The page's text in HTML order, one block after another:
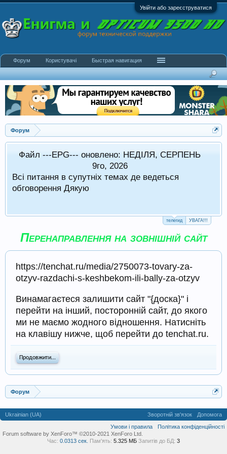
Увійти або зареєструватися
Форум
стандартному режимі.
в супутніх темах
Файл ---EPG--- оновлено: НЕДІЛЯ, СЕРПЕНЬ
9го, 2026
Всі питання в супутніх темах де ведеться
обговорення Дякую
телегид УВАГА!!!
Перенаправлення на зовнішній сайт
https://tenchat.ru/media/2750073-tovary-za-
otzyv-razdachi-s-keshbekom-ili-bally-za-otzyv
Винамагаєтеся залишити сайт "{доска}" і
перейти на інший, посторонній сайт, до якого
ми не маємо жодного відношення. Натисніть
на клавішу нижче, щоб перейти до tenchat.ru.
Продовжити...
Форум
Форум Користувачі Быстрая навигация
Ukrainian (UA) Зворотній зв'язок
Допомога
Умови і правила
Політика конфіденційності
Forum software by XenForo™ ©2010-2021 XenForo Ltd.
Час: 0.0313 сек. Пам'ять: 5.325 МБ Запитів до БД: 3